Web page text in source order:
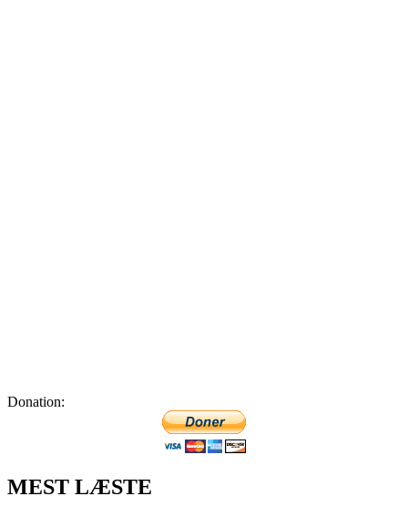
Donation:
MEST LÆSTE